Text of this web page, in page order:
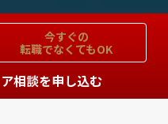
今すぐの
転職でなくてもOK
相談を申し込む